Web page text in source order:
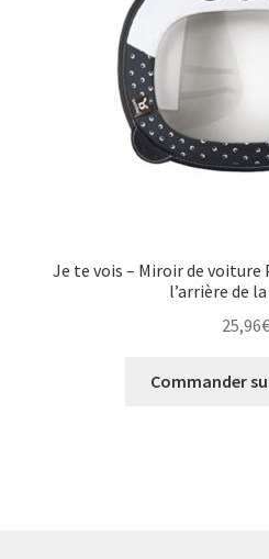
Je te vois – Miroir de voiture
l’arrière de
25,96€
Commander